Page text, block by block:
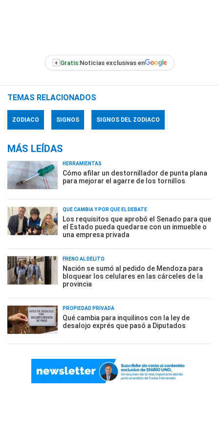
+ Gratis:Noticias exclusivas en
TEMAS RELACIONADOS
ZODIACO SIGNOS SIGNOS DEL ZODIACO
MÁS LEÍDAS
HERRAMIENTAS
Cómo afilar un destornillador de punta plana
para mejorar el agarre de los tornillos
QUÉ CAMBIA Y POR QUÉ EL DEBATE
Los requisitos que aprobó el Senado para que
el Estado pueda quedarse con un inmueble o
una empresa privada
FRENO AL DELITO
Nación se sumó al pedido de Mendoza para
bloquear los celulares en las cárceles de la
provincia
PROPIEDAD PRIVADA
Qué cambia para inquilinos con la ley de
desalojo exprés que pasó a Diputados